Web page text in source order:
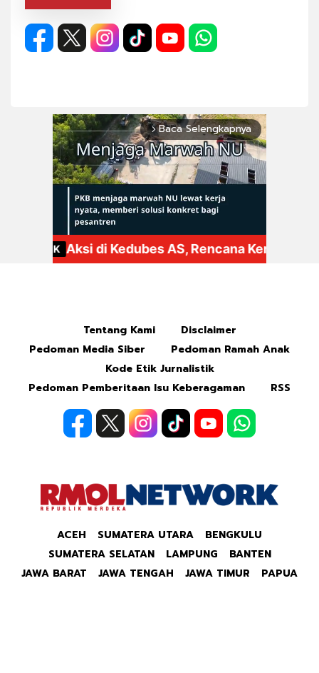
arrow_forward_ios Baca Selengkapnya
Tentang Kami
Disclaimer
Pedoman Media Siber
Pedoman Ramah Anak
Kode Etik Jurnalistik
Pedoman Pemberitaan Isu Keberagaman
RSS
ACEH SUMATERA UTARA
BENGKULU
SUMATERA SELATAN
LAMPUNG
BANTEN
JAWA BARAT
JAWA TENGAH JAWA TIMUR PAPUA